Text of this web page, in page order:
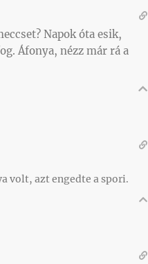
Napok óta esik,
Áfonya, nézz már rá a
volt, azt engedte a spori.